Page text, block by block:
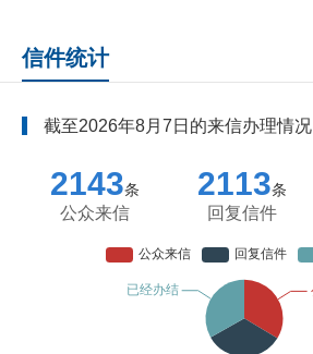
信件统计
截至2026年8月7日 的来信办理情况
2143条
公众来信
2113条
回复信件